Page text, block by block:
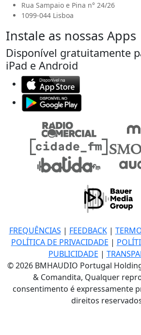
Rua Sampaio e Pina n° 24/26
1099-044 Lisboa
Instale as nossas Apps
Disponível gratuitamente
iPad e Android
FREQUÊNCIAS | FEEDBACK|
POLÍTICA DE PRIVACIDADE |
PUBLICIDADE |
© 2026 BMHAUDIO Portugal
& Comandita, Qualquer
consentimento é expressamente
direitos